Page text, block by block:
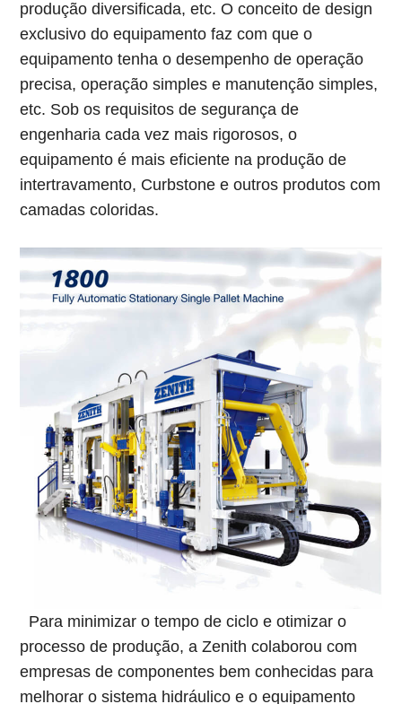
produção diversificada, etc. O conceito de design
exclusivo do equipamento faz com que o
equipamento tenha o desempenho de operação
precisa, operação simples e manutenção simples,
etc. Sob os requisitos de segurança de
engenharia cada vez mais rigorosos, o
equipamento é mais eficiente na produção de
intertravamento, Curbstone e outros produtos com
camadas coloridas.
Para minimizar o tempo de ciclo e otimizar o
processo de produção, a Zenith colaborou com
empresas de componentes bem conhecidas para
melhorar o sistema hidráulico e o equipamento